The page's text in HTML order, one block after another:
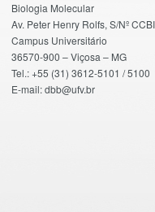
Biologia Molecular
Av. Peter Henry Rolfs, S/Nº
Campus Universitário
36570-900 – Viçosa – MG
Tel.: +55 (31) 3612-5101 / 5100
E-mail: dbb@ufv.br